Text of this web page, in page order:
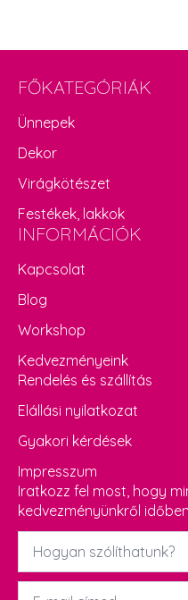
FŐKATEGÓRIÁK
Ünnepek
Dekor
Virágkötészet
Festékek, lakkok
INFORMÁCIÓK
Kapcsolat
Blog
Workshop
Kedvezményeink
Rendelés és szállítás
Elállási nyilatkozat
Gyakori kérdések
Impresszum
Iratkozz fel most, hogy
kedvezményünkről
Név
Email